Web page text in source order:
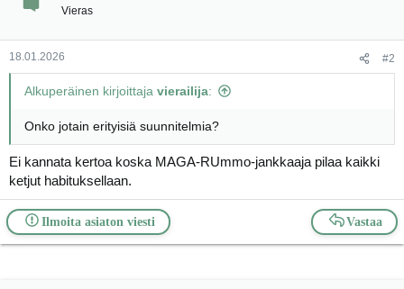
j
Vieras
18.01.2026 #2
Alkuperäinen kirjoittaja vierailija:
Onko jotain erityisiä suunnitelmia?
Ei kannata kertoa koska MAGA-RUmmo-jankkaaja pilaa kaikki
ketjut habituksellaan.
Vastaa
Ilmoita asiaton viesti